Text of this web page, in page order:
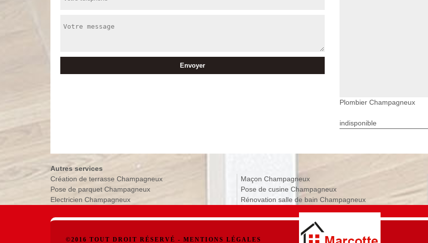
Plombier Champagneux
indisponible
Autres services
Création de terrasse Champagneux
Pose de parquet Champagneux
Electricien Champagneux
Maçon Champagneux
Pose de cusine Champagneux
Rénovation salle de bain Champagneux
©2016 TOUT DROIT RÉSERVÉ - MENTIONS LÉGALES